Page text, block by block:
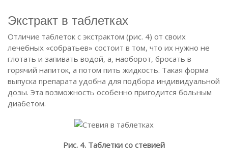
Экстракт в таблетках
Отличие таблеток с экстрактом (рис. 4) от своих
лечебных «собратьев» состоит в том, что их нужно не
глотать и запивать водой, а, наоборот, бросать в
горячий напиток, а потом пить жидкость. Такая форма
выпуска препарата удобна для подбора индивидуальной
дозы. Эта возможность особенно пригодится больным
диабетом.
Рис. 4. Таблетки со стевией